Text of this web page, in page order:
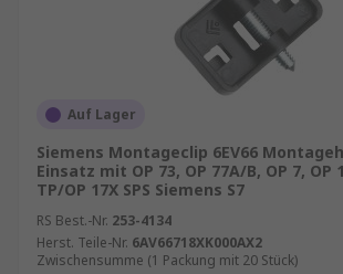
Auf Lager
Siemens Montageclip 6EV66
Einsatz mit OP 73, OP 77A/B, OP 7, OP
TP/OP 17X SPS Siemens S7
RS Best.-Nr. 253-4134
Herst. Teile-Nr. 6AV66718XK000AX2
Zwischensumme (1 Packung mit 20 Stück)